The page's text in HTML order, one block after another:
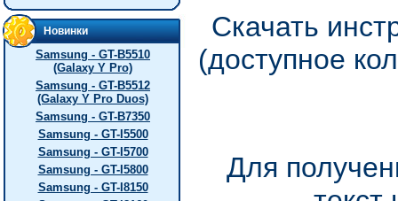
Новинки
Samsung - GT-B5510
(Galaxy Y Pro)
Samsung - GT-B5512
(Galaxy Y Pro Duos)
Samsung - GT-B7350
Samsung - GT-I5500
Samsung - GT-I5700
Samsung - GT-I5800
Samsung - GT-I8150
Скачать
(доступное
Для